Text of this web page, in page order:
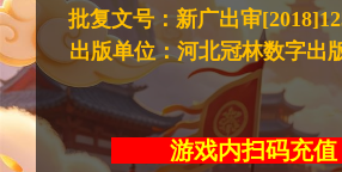
批复文号：新广出审
出版单位：河北冠林数字出
游戏内扫码充值